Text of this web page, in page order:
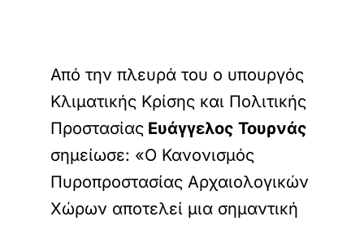
Από την πλευρά του ο υπουργός
Κλιματικής Κρίσης και Πολιτικής
Προστασίας Ευάγγελος Τουρνάς
σημείωσε: «Ο Κανονισμός
Πυροπροστασίας Αρχαιολογικών
Χώρων αποτελεί μια σημαντική